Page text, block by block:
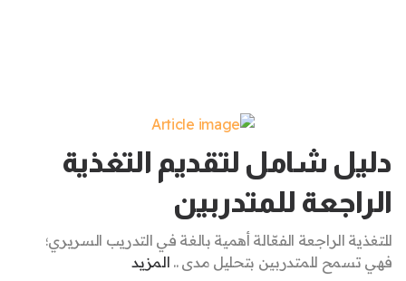
دليل شامل لتقديم التغذية
الراجعة للمتدربين
للتغذية الراجعة الفعّالة أهمية بالغة في التدريب السريري؛
فهي تسمح للمتدربين بتحليل مدى .. المزيد